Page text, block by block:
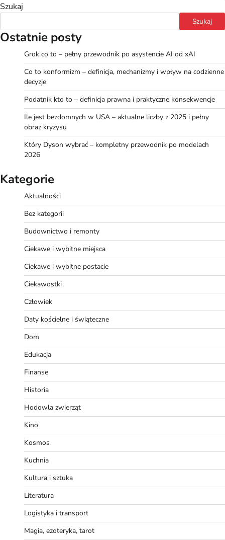
Szukaj
Szukaj
Ostatnie posty
Grok co to – pełny przewodnik po asystencie AI od xAI
Co to konformizm – definicja, mechanizmy i wpływ na codzienne
decyzje
Podatnik kto to – definicja prawna i praktyczne konsekwencje
Ile jest bezdomnych w USA – aktualne liczby z 2025 i pełny
obraz kryzysu
Który Dyson wybrać – kompletny przewodnik po modelach
2026
Kategorie
Aktualności
Bez kategorii
Budownictwo i remonty
Ciekawe i wybitne miejsca
Ciekawe i wybitne postacie
Ciekawostki
Człowiek
Daty kościelne i świąteczne
Dom
Edukacja
Finanse
Historia
Hodowla zwierząt
Kino
Kosmos
Kuchnia
Kultura i sztuka
Literatura
Logistyka i transport
Magia, ezoteryka, tarot